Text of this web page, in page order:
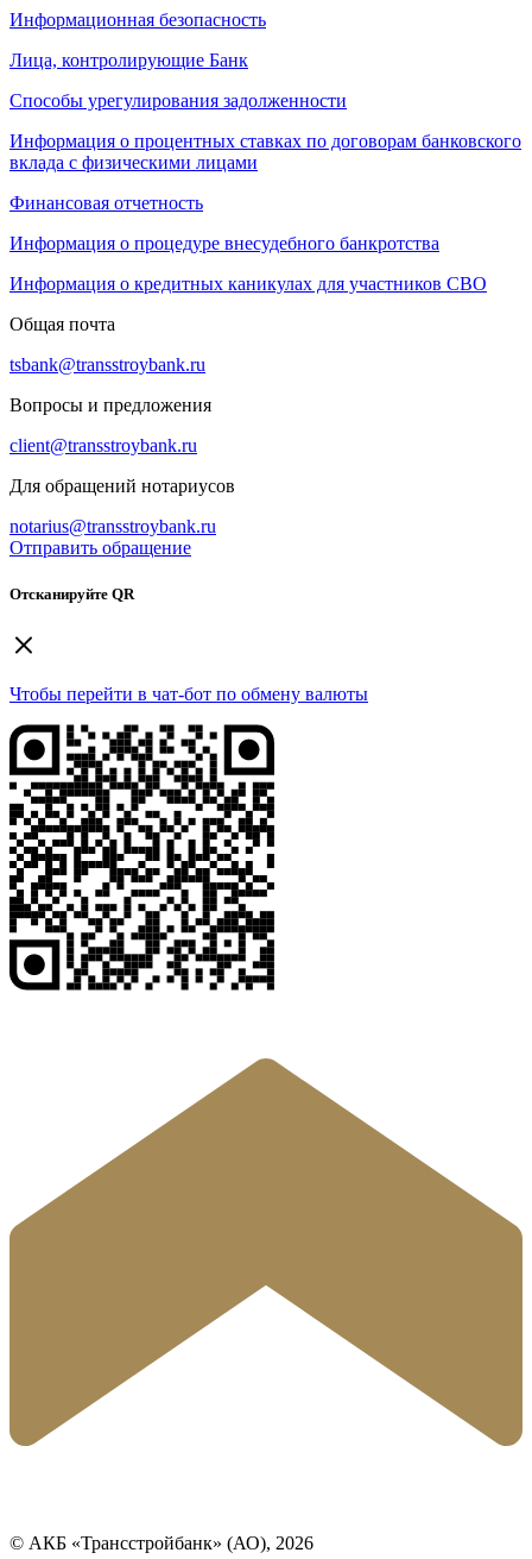
Информационная безопасность
Лица, контролирующие Банк
Способы урегулирования задолженности
Информация о процентных ставках по договорам банковского
вклада с физическими лицами
Финансовая отчетность
Информация о процедуре внесудебного банкротства
Информация о кредитных каникулах для участников СВО
Общая почта
tsbank@transstroybank.ru
Вопросы и предложения
client@transstroybank.ru
Для обращений нотариусов
notarius@transstroybank.ru
Отправить обращение
Отсканируйте QR
Чтобы перейти в чат-бот по обмену валюты
© АКБ «Трансстройбанк» (АО), 2026